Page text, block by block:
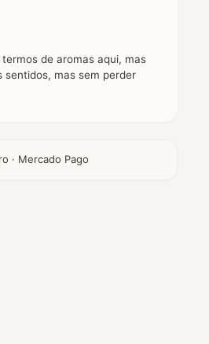
de aromas aqui, mas
mas sem perder
· Mercado Pago